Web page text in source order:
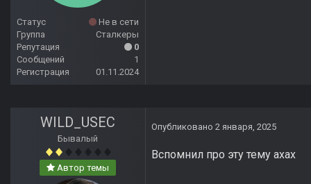
Статус
Не в сети
Группа
Сталкеры
Репутация
0
Сообщений
1
Регистрация
01.11.2024
WILD_USEC
Бывалый
Автор темы
Опубликовано 2 января, 2025
Вспомнил про эту тему ахах